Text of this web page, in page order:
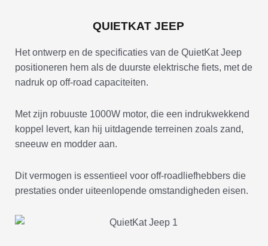
QUIETKAT JEEP
Het ontwerp en de specificaties van de QuietKat Jeep
positioneren hem als de duurste elektrische fiets, met de
nadruk op off-road capaciteiten.
Met zijn robuuste 1000W motor, die een indrukwekkend
koppel levert, kan hij uitdagende terreinen zoals zand,
sneeuw en modder aan.
Dit vermogen is essentieel voor off-roadliefhebbers die
prestaties onder uiteenlopende omstandigheden eisen.